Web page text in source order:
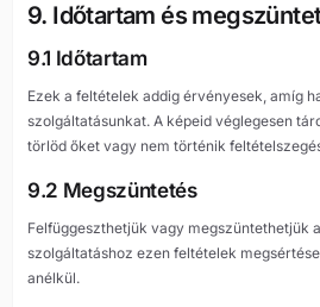
9. Időtartam és
9.1 Időtartam
Ezek a feltételek addig érvényesek, amíg
szolgáltatásunkat. A képeid véglegesen
törlöd őket vagy nem történik
9.2 Megszüntetés
Felfüggeszthetjük vagy megszüntethetjük
szolgáltatáshoz ezen feltételek
anélkül.